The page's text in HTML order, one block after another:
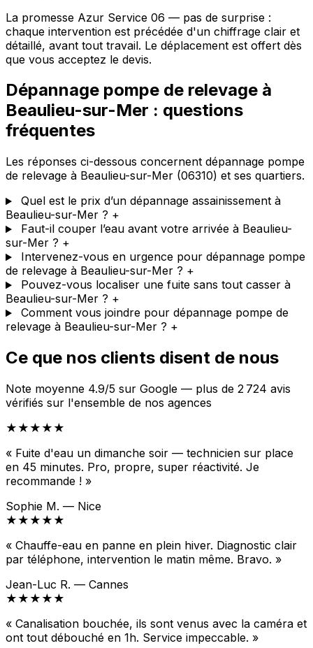
La promesse Azur Service 06 — pas de surprise :
chaque intervention est précédée d'un chiffrage clair et
détaillé, avant tout travail. Le déplacement est offert dès
que vous acceptez le devis.
Dépannage pompe de relevage à
Beaulieu-sur-Mer : questions
fréquentes
Les réponses ci-dessous concernent dépannage pompe
de relevage à Beaulieu-sur-Mer (06310) et ses quartiers.
Quel est le prix d’un dépannage assainissement à
Beaulieu-sur-Mer ? +
Faut-il couper l’eau avant votre arrivée à Beaulieu-
sur-Mer ? +
Intervenez-vous en urgence pour dépannage pompe
de relevage à Beaulieu-sur-Mer ? +
Pouvez-vous localiser une fuite sans tout casser à
Beaulieu-sur-Mer ? +
Comment vous joindre pour dépannage pompe de
relevage à Beaulieu-sur-Mer ? +
Ce que nos clients disent de nous
Note moyenne 4.9/5 sur Google — plus de 2 724 avis
vérifiés sur l'ensemble de nos agences
★★★★★
« Fuite d'eau un dimanche soir — technicien sur place
en 45 minutes. Pro, propre, super réactivité. Je
recommande ! »
Sophie M. — Nice
★★★★★
« Chauffe-eau en panne en plein hiver. Diagnostic clair
par téléphone, intervention le matin même. Bravo. »
Jean-Luc R. — Cannes
★★★★★
« Canalisation bouchée, ils sont venus avec la caméra et
ont tout débouché en 1h. Service impeccable. »